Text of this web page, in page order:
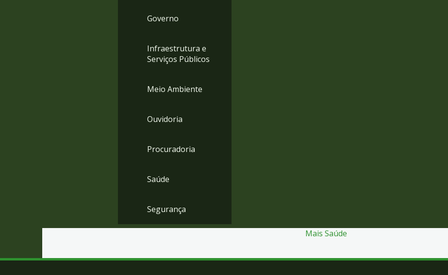
Governo
Infraestrutura e
Serviços Públicos
Meio Ambiente
Ouvidoria
Procuradoria
Saúde
Segurança
Mais Saúde